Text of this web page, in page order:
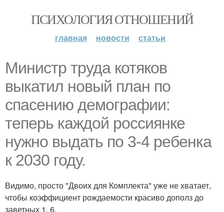
ПСИХОЛОГИЯ ОТНОШЕНИЙ
главная новости статьи
Министр труда котяков
выкатил новый план по
спасению демографии:
теперь каждой россиянке
нужно выдать по 3-4 ребенка
к 2030 году.
Видимо, просто "Двоих для Комплекта" уже не хватает,
чтобы коэффициент рождаемости красиво дополз до
заветных 1, 6.